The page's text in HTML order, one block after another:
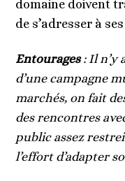
domaine doivent
de s’adresser à
Entourages: Il n’y
d’une campagne
marchés, on fait
des rencontres
public assez
l’effort d’adapter